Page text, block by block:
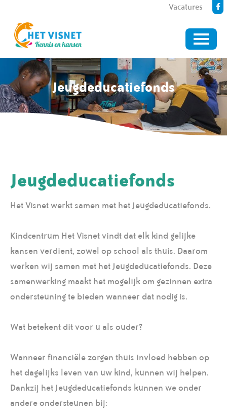
Vacatures
Jeugdeducatiefonds
Jeugdeducatiefonds
Het Visnet werkt samen met het Jeugdeducatiefonds.
Kindcentrum Het Visnet vindt dat elk kind gelijke
kansen verdient, zowel op school als thuis. Daarom
werken wij samen met het Jeugdeducatiefonds. Deze
samenwerking maakt het mogelijk om gezinnen extra
ondersteuning te bieden wanneer dat nodig is.
Wat betekent dit voor u als ouder?
Wanneer financiële zorgen thuis invloed hebben op
het dagelijks leven van uw kind, kunnen wij helpen.
Dankzij het Jeugdeducatiefonds kunnen we onder
andere ondersteunen bij: